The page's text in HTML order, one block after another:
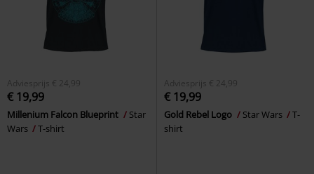
Adviesprijs € 24,99
€ 19,99
Millenium Falcon Blueprint
Star
Wars
T-shirt
Adviesprijs € 24,99
€ 19,99
Gold Rebel Logo Star Wars
T-
shirt